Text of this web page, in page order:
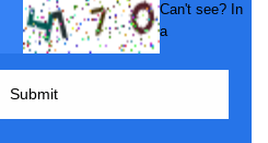
Can't see? In
a